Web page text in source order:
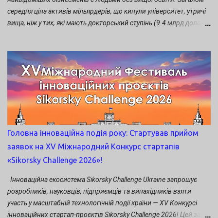
в программировании, то можно действительно заняться
самообразованием и, возможно, через некоторое время вы
середня ціна активів мільярдерів, що кинули університет, утричі
вища, ніж у тих, які мають докторський ступінь (9.4 млрд доларів
отримати колосальний досвід, який допоможе у майбутньому
при запуску другого чи третього підприємства. Досвід також
додасть переконливості твоєму резюме. Тож якщо ти всерйоз
роздумуєш над балансуванням між навчанням і стартапом ,
лови п’ять порад, як зробити це найкраще. Користуйся
перевагами університету. У твоєму житті більше ніколи не буде
такої можливості – мати під рукою багато технічних,
академічних і консультативних ресурсів. Викладач може стати
твоїм безцінним наставником. Залежно від твоєї цільової
аудиторії, одногрупники гіпотетично можуть бути хорошою
командою для проведення бета-тестування. Також в Україні і
Головна інноваційна подія року: Стартував прийом
заявок на XV Міжнародний Конкурс стартапів
«Sikorsky Challenge 2026»!
Інноваційна екосистема Sikorsky Challenge Ukraine запрошує
розробників, науковців, підприємців та винахідників взяти
участь у масштабній технологічній події країни — XV Конкурсі
інноваційних стартап-проєктів Sikorsky Challenge 2026! Цей захід